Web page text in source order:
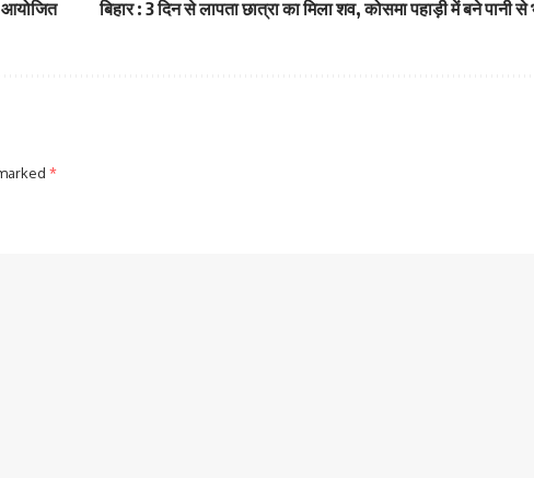
आयोजित बिहार : 3 दिन से लापता छात्रा का मिला शव, कोसमा पहाड़ी में बने पानी
*